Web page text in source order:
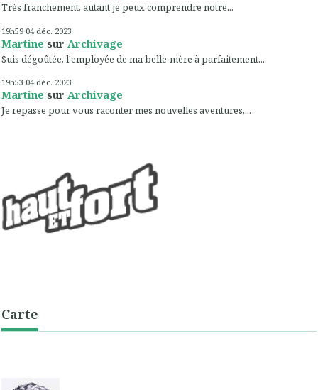
Très franchement, autant je peux comprendre notre...
19h59 04 déc. 2023
Martine sur Archivage
Suis dégoûtée, l'employée de ma belle-mère à parfaitement...
19h53 04 déc. 2023
Martine sur Archivage
Je repasse pour vous raconter mes nouvelles aventures,...
Carte